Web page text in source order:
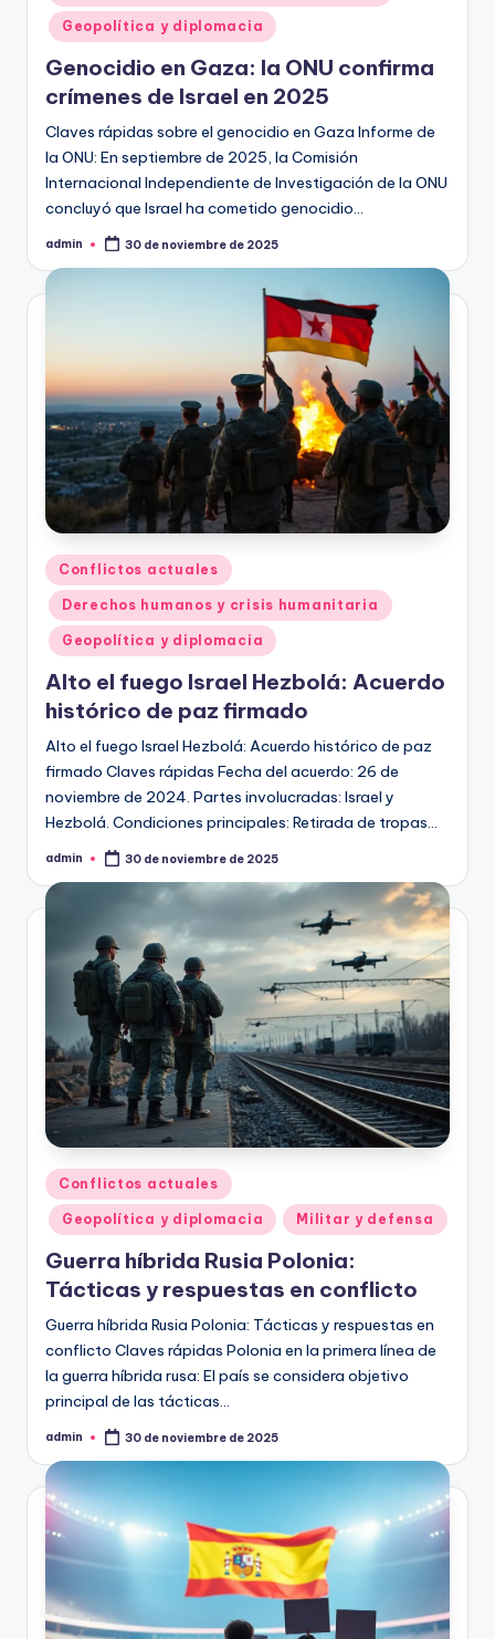
Geopolítica y diplomacia
Genocidio en Gaza: la ONU confirma
crímenes de Israel en 2025
Claves rápidas sobre el genocidio en Gaza Informe de
la ONU: En septiembre de 2025, la Comisión
Internacional Independiente de Investigación de la ONU
concluyó que Israel ha cometido genocidio…
Publicado
admin 30 de noviembre de 2025
Publicado
en
Conflictos actuales
Derechos humanos y crisis humanitaria
Geopolítica y diplomacia
Alto el fuego Israel Hezbolá: Acuerdo
histórico de paz firmado
Alto el fuego Israel Hezbolá: Acuerdo histórico de paz
firmado Claves rápidas Fecha del acuerdo: 26 de
noviembre de 2024. Partes involucradas: Israel y
Hezbolá. Condiciones principales: Retirada de tropas…
Publicado
admin 30 de noviembre de 2025
Publicado
en
Conflictos actuales
Geopolítica y diplomacia Militar y defensa
Guerra híbrida Rusia Polonia:
Tácticas y respuestas en conflicto
Guerra híbrida Rusia Polonia: Tácticas y respuestas en
conflicto Claves rápidas Polonia en la primera línea de
la guerra híbrida rusa: El país se considera objetivo
principal de las tácticas…
Publicado
admin 30 de noviembre de 2025